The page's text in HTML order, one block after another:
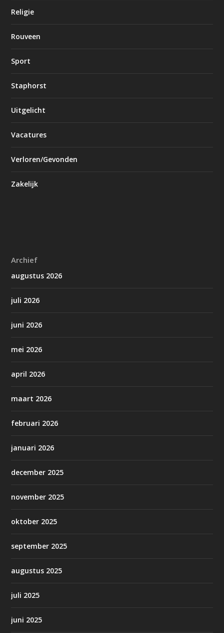
Religie
Rouveen
Sport
Staphorst
Uitgelicht
Vacatures
Verloren/Gevonden
Zakelijk
Archief
augustus 2026
juli 2026
juni 2026
mei 2026
april 2026
maart 2026
februari 2026
januari 2026
december 2025
november 2025
oktober 2025
september 2025
augustus 2025
juli 2025
juni 2025